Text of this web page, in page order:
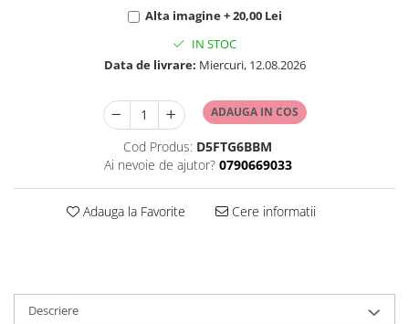
Alta imagine + 20,00 Lei
IN STOC
Data de livrare: Miercuri, 12.08.2026
ADAUGA IN COS
Cod Produs: D5FTG6BBM
Ai nevoie de ajutor? 0790669033
Adauga la Favorite Cere informatii
Descriere